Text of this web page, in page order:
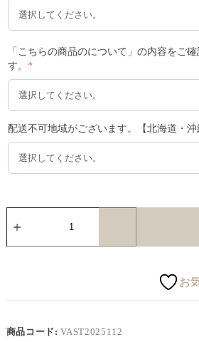
「こちらの商品のについて」の内容をご
す。 *
配送不可地域がございます。【北海道・沖
お
商品コード:VAST2025112